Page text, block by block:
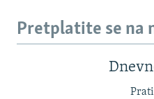
Pretplatite se na